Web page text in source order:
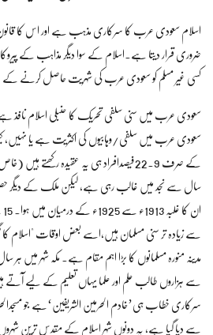
اسلام سعودی عرب کا سرکاری مذہب ہے اور اس کا
ضروری قرار دیتا ہے۔اسلام کے سوا دیگر مذاہب کے
کسی غیر مسلم کو سعودی عرب کی شہریت حاصل کرنے کے
سعودی عرب میں سنی سلفی تحریک کا حنبلی اسلام نافذ
سعودی عرب میں سلفی/وہابیوں کی اکثریت ہے یا نہیں،
کے صرف 22.9فیصدافراد ہی یہ عقیدہ رکھتے
سال سے نجد میں غالب رہی ہے، لیکن ملک کے دیگر حصوں
سے زیادہ تر سنی مسلمان ہیں،اسے بعض اوقات "اسلام کا
مدینہ منورہ مسلمانوں کا بڑا اہم مقام ہے۔ مکہ شہر میں ہر
سے ہزاروں طالب علم اور علما یہاں تعلیم کے لیے
سرکاری خطاب ہی’خادم الحرمین الشریفین‘ہے جو
سے دیا گیا ہے، یہ دونوں شہر اسلام کے مقدس ترین